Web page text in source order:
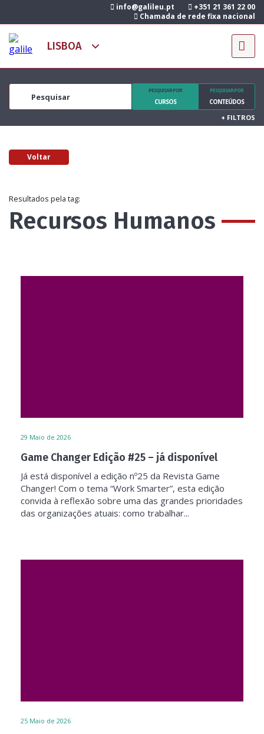
info@galileu.pt
+351 21 361 22 00
Chamada de rede fixa nacional
PESQUISAR POR
CURSOS
PESQUISAR POR
CONTEÚDOS
+ FILTROS
Voltar
Resultados pela tag:
Recursos Humanos
29 Maio de 2026
Game Changer Edição #25 – já disponível
Já está disponível a edição nº25 da Revista Game
Changer! Com o tema “Work Smarter”, esta edição
convida à reflexão sobre uma das grandes prioridades
das organizações atuais: como trabalhar...
25 Maio de 2026